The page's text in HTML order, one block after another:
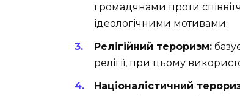
громадянами проти
ідеологічними мотивами.
Релігійний тероризм:
релігії, при цьому
Націоналістичний